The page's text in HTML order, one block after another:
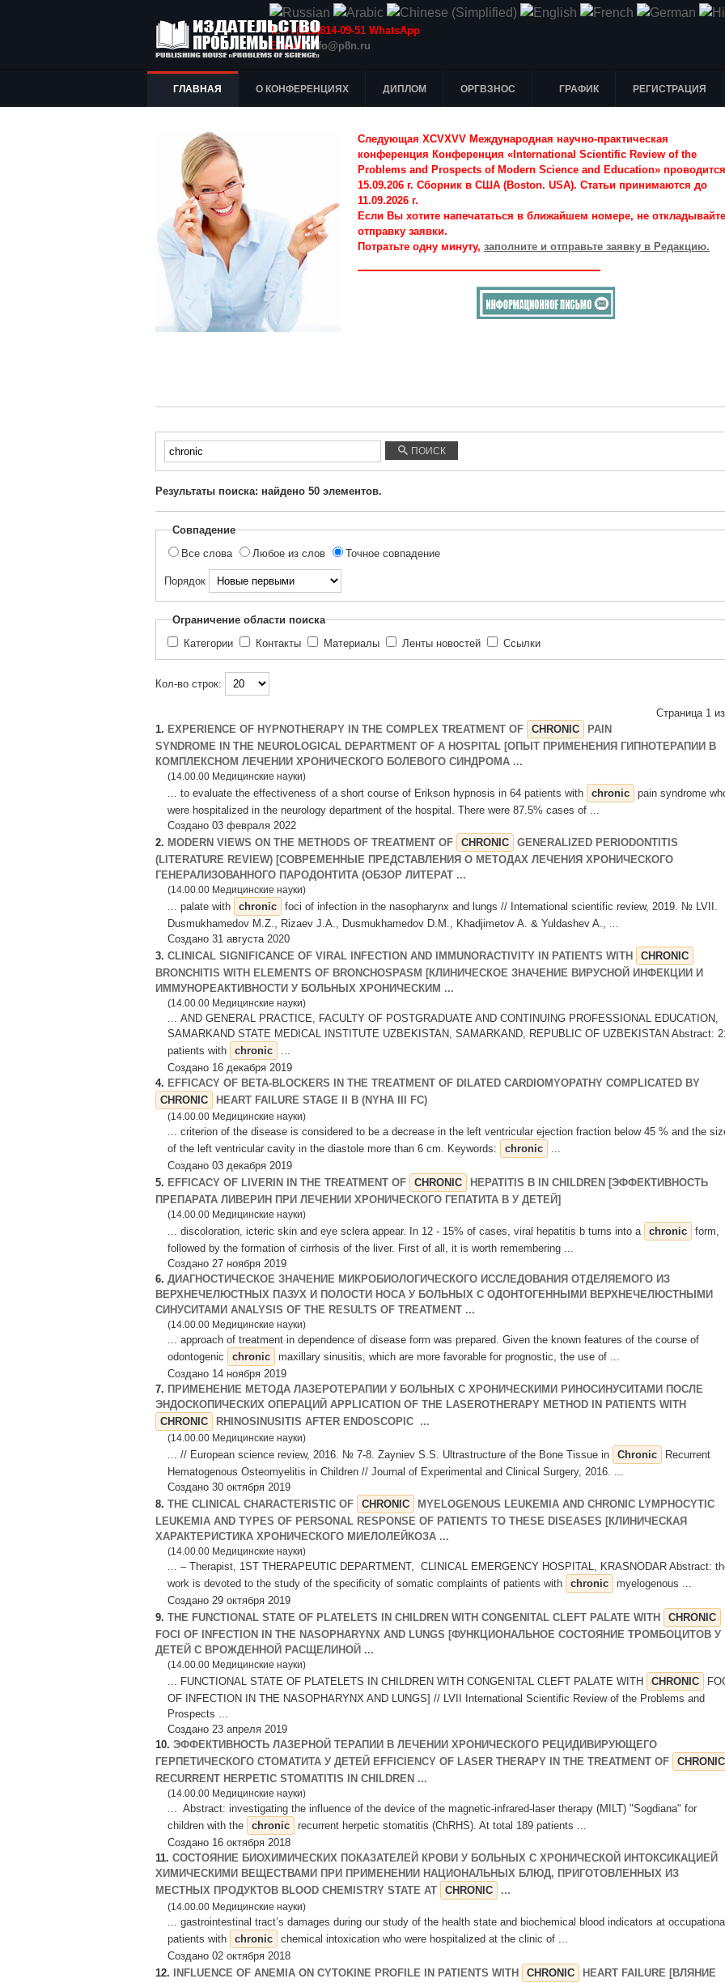
Т.: +7(915)814-09-51 WhatsApp
E-mail:info@p8n.ru
ГЛАВНАЯ О КОНФЕРЕНЦИЯХ ДИПЛОМ ОРГВЗНОС ГРАФИК РЕГИСТРАЦИЯ
Следующая XCVXVV Международная научно-практическая
конференция Конференция «International Scientific Review of the
Problems and Prospects of Modern Science and Education» проводится
15.09.206 г. Сборник в США (Boston. USA). Статьи принимаются до
11.09.2026 г.
Если Вы хотите напечататься в ближайшем номере, не откладывайте
отправку заявки.
Потратьте одну минуту, заполните и отправьте заявку в Редакцию.
Введите
текст
поиска...
ПОИСК
Результаты поиска: найдено 50 элементов.
Совпадение
Все слова
Любое из слов Точное совпадение
Порядок
Ограничение области поиска
Категории
Контакты Материалы Ленты новостей Ссылки
Кол-во строк:
Страница 1
1. EXPERIENCE OF HYPNOTHERAPY IN THE COMPLEX TREATMENT OF CHRONIC
PAIN
SYNDROME IN THE NEUROLOGICAL DEPARTMENT OF A HOSPITAL [ОПЫТ ПРИМЕНЕНИЯ ГИПНОТЕРАПИИ В
КОМПЛЕКСНОМ ЛЕЧЕНИИ ХРОНИЧЕСКОГО БОЛЕВОГО СИНДРОМА ...
(14.00.00 Медицинские науки)
... to evaluate the effectiveness of a short course of Erikson hypnosis in 64 patients with chronic
pain syndrome
were hospitalized in the neurology department of the hospital. There were 87.5% cases of ...
Создано 03 февраля 2022
2. MODERN VIEWS ON THE METHODS OF TREATMENT OF CHRONIC
GENERALIZED PERIODONTITIS
(LITERATURE REVIEW) [СОВРЕМЕННЫЕ ПРЕДСТАВЛЕНИЯ О МЕТОДАХ ЛЕЧЕНИЯ ХРОНИЧЕСКОГО
ГЕНЕРАЛИЗОВАННОГО ПАРОДОНТИТА (ОБЗОР ЛИТЕРАТ ...
(14.00.00 Медицинские науки)
... palate with chronic
foci of infection in the nasopharynx and lungs // International scientific review, 2019. № LVII.
Dusmukhamedov M.Z., Rizaev J.A., Dusmukhamedov D.M., Khadjimetov A. & Yuldashev A., ...
Создано 31 августа 2020
3. CLINICAL SIGNIFICANCE OF VIRAL INFECTION AND IMMUNORACTIVITY IN PATIENTS WITH
CHRONIC
BRONCHITIS WITH ELEMENTS OF BRONCHOSPASM [КЛИНИЧЕСКОЕ ЗНАЧЕНИЕ ВИРУСНОЙ ИНФЕКЦИИ И
ИММУНОРЕАКТИВНОСТИ У БОЛЬНЫХ ХРОНИЧЕСКИМ ...
(14.00.00 Медицинские науки)
... AND GENERAL PRACTICE, FACULTY OF POSTGRADUATE AND CONTINUING PROFESSIONAL EDUCATION,
SAMARKAND STATE MEDICAL INSTITUTE UZBEKISTAN, SAMARKAND, REPUBLIC OF UZBEKISTAN Abstract:
patients with
chronic
...
Создано 16 декабря 2019
4. EFFICACY OF BETA-BLOCKERS IN THE TREATMENT OF DILATED CARDIOMYOPATHY COMPLICATED BY
CHRONIC
HEART FAILURE STAGE II B (NYHA III FC)
(14.00.00 Медицинские науки)
... criterion of the disease is considered to be a decrease in the left ventricular ejection fraction below 45 % and the
of the left ventricular cavity in the diastole more than 6 cm. Keywords:
chronic
...
Создано 03 декабря 2019
5. EFFICACY OF LIVERIN IN THE TREATMENT OF CHRONIC
HEPATITIS B IN CHILDREN [ЭФФЕКТИВНОСТЬ
ПРЕПАРАТА ЛИВЕРИН ПРИ ЛЕЧЕНИИ ХРОНИЧЕСКОГО ГЕПАТИТА B У ДЕТЕЙ]
(14.00.00 Медицинские науки)
... discoloration, icteric skin and eye sclera appear. In 12 - 15% of cases, viral hepatitis b turns into a chronic
form,
followed by the formation of cirrhosis of the liver. First of all, it is worth remembering ...
Создано 27 ноября 2019
6. ДИАГНОСТИЧЕСКОЕ ЗНАЧЕНИЕ МИКРОБИОЛОГИЧЕСКОГО ИССЛЕДОВАНИЯ ОТДЕЛЯЕМОГО ИЗ
ВЕРХНЕЧЕЛЮСТНЫХ ПАЗУХ И ПОЛОСТИ НОСА У БОЛЬНЫХ С ОДОНТОГЕННЫМИ ВЕРХНЕЧЕЛЮСТНЫМИ
СИНУСИТАМИ ANALYSIS OF THE RESULTS OF TREATMENT ...
(14.00.00 Медицинские науки)
... approach of treatment in dependence of disease form was prepared. Given the known features of the course of
odontogenic
chronic
maxillary sinusitis, which are more favorable for prognostic, the use of ...
Создано 14 ноября 2019
7. ПРИМЕНЕНИЕ МЕТОДА ЛАЗЕРОТЕРАПИИ У БОЛЬНЫХ С ХРОНИЧЕСКИМИ РИНОСИНУСИТАМИ ПОСЛЕ
ЭНДОСКОПИЧЕСКИХ ОПЕРАЦИЙ APPLICATION OF THE LASEROTHERAPY METHOD IN PATIENTS WITH
CHRONIC
RHINOSINUSITIS AFTER ENDOSCOPIC ...
(14.00.00 Медицинские науки)
... // European science review, 2016. № 7-8. Zayniev S.S. Ultrastructure of the Bone Tissue in Chronic
Recurrent
Hematogenous Osteomyelitis in Children // Journal of Experimental and Clinical Surgery, 2016. ...
Создано 30 октября 2019
8. THE CLINICAL CHARACTERISTIC OF CHRONIC
MYELOGENOUS LEUKEMIA AND CHRONIC LYMPHOCYTIC
LEUKEMIA AND TYPES OF PERSONAL RESPONSE OF PATIENTS TO THESE DISEASES [КЛИНИЧЕСКАЯ
ХАРАКТЕРИСТИКА ХРОНИЧЕСКОГО МИЕЛОЛЕЙКОЗА ...
(14.00.00 Медицинские науки)
... – Therapist, 1ST THERAPEUTIC DEPARTMENT, CLINICAL EMERGENCY HOSPITAL, KRASNODAR Abstract:
work is devoted to the study of the specificity of somatic complaints of patients with
chronic
myelogenous ...
Создано 29 октября 2019
9. THE FUNCTIONAL STATE OF PLATELETS IN CHILDREN WITH CONGENITAL CLEFT PALATE WITH
CHRONIC
FOCI OF INFECTION IN THE NASOPHARYNX AND LUNGS [ФУНКЦИОНАЛЬНОЕ СОСТОЯНИЕ ТРОМБОЦИТОВ У
ДЕТЕЙ С ВРОЖДЕННОЙ РАСЩЕЛИНОЙ ...
(14.00.00 Медицинские науки)
... FUNCTIONAL STATE OF PLATELETS IN CHILDREN WITH CONGENITAL CLEFT PALATE WITH CHRONIC
OF INFECTION IN THE NASOPHARYNX AND LUNGS] // LVII International Scientific Review of the Problems and
Prospects ...
Создано 23 апреля 2019
10. ЭФФЕКТИВНОСТЬ ЛАЗЕРНОЙ ТЕРАПИИ В ЛЕЧЕНИИ ХРОНИЧЕСКОГО РЕЦИДИВИРУЮЩЕГО
ГЕРПЕТИЧЕСКОГО СТОМАТИТА У ДЕТЕЙ EFFICIENCY OF LASER THERAPY IN THE TREATMENT OF
CHRONIC
RECURRENT HERPETIC STOMATITIS IN CHILDREN ...
(14.00.00 Медицинские науки)
... Abstract: investigating the influence of the device of the magnetic-infrared-laser therapy (MILT) "Sogdiana" for
children with the
chronic
recurrent herpetic stomatitis (ChRHS). At total 189 patients ...
Создано 16 октября 2018
11. СОСТОЯНИЕ БИОХИМИЧЕСКИХ ПОКАЗАТЕЛЕЙ КРОВИ У БОЛЬНЫХ С ХРОНИЧЕСКОЙ ИНТОКСИКАЦИЕЙ
ХИМИЧЕСКИМИ ВЕЩЕСТВАМИ ПРИ ПРИМЕНЕНИИ НАЦИОНАЛЬНЫХ БЛЮД, ПРИГОТОВЛЕННЫХ ИЗ
МЕСТНЫХ ПРОДУКТОВ BLOOD CHEMISTRY STATE AT
CHRONIC ...
(14.00.00 Медицинские науки)
... gastrointestinal tract’s damages during our study of the health state and biochemical blood indicators at
patients with
chronic
chemical intoxication who were hospitalized at the clinic of ...
Создано 02 октября 2018
12.
INFLUENCE OF ANEMIA ON CYTOKINE PROFILE IN PATIENTS WITH CHRONIC
HEART FAILURE [ВЛЯНИЕ